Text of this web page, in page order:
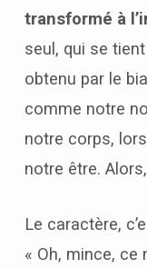
transformé à
seul, qui se
obtenu par le
comme notre
notre corps,
notre être.
Le caractère,
« Oh, mince, ce